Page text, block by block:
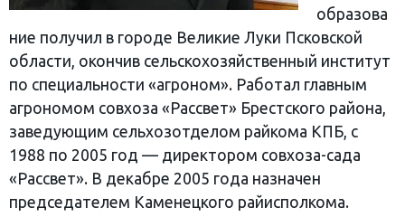
образова
ние получил в городе Великие Луки Псковской
области, окончив сельскохозяйственный институт
по специальности «агроном». Работал главным
агрономом совхоза «Рассвет» Брестского района,
заведующим сельхозотделом райкома КПБ, с
1988 по 2005 год — директором совхоза-сада
«Рассвет». В декабре 2005 года назначен
председателем Каменецкого райисполкома.